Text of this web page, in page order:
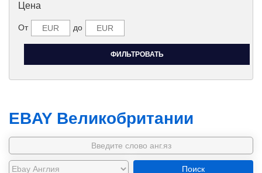
Цена
От до
EBAY Великобритании
Поиск